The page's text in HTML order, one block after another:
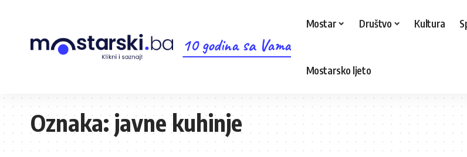
10 godina sa Vama
Mostar Društvo Kultura
Mostarsko ljeto
Oznaka:javne kuhinje